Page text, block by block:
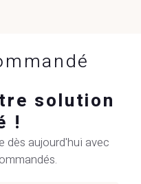
solution
!
dès aujourd'hui avec